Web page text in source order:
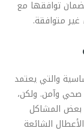
توافقها مع
متوافقة.
والتي يعتمد
صحي وآمن. ولكن،
بعض المشاكل
الشائعة